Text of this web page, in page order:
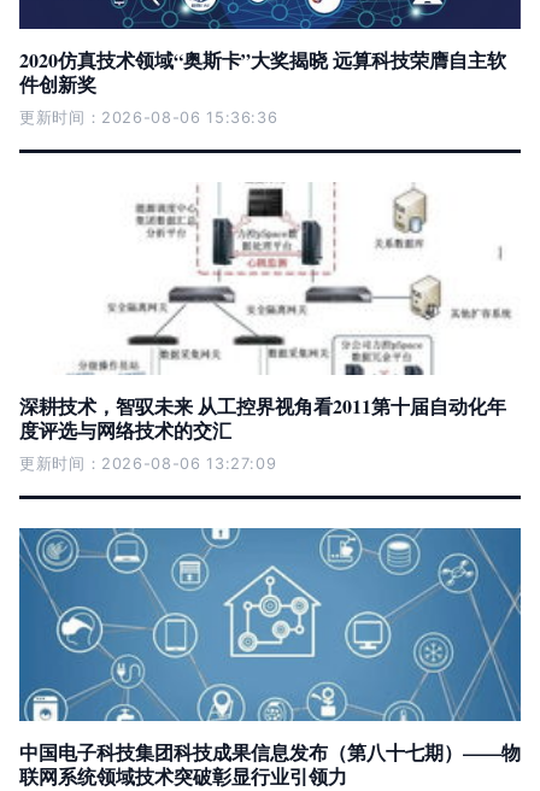
2020仿真技术领域“奥斯卡”大奖揭晓 远算科技荣膺自主软
件创新奖
更新时间：2026-08-06 15:36:36
深耕技术，智驭未来 从工控界视角看2011第十届自动化年
度评选与网络技术的交汇
更新时间：2026-08-06 13:27:09
中国电子科技集团科技成果信息发布（第八十七期）——物
联网系统领域技术突破彰显行业引领力